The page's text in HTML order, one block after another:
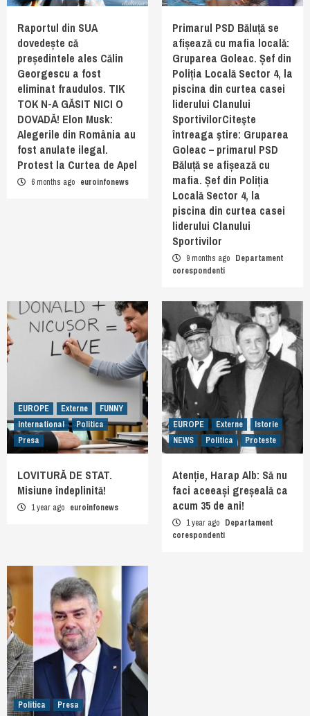
Raportul din SUA
dovedește că
președintele ales Călin
Georgescu a fost
eliminat fraudulos. TIK
TOK N-A GĂSIT NICI O
DOVADĂ! Elon Musk:
Alegerile din România au
fost anulate ilegal.
Protest la Curtea de Apel
6 months ago euroinfonews
Primarul PSD Băluță se
afișează cu mafia locală:
Gruparea Goleac. Șef din
Poliția Locală Sector 4, la
piscina din curtea casei
liderului Clanului
SportivilorCiteşte
întreaga ştire: Gruparea
Goleac – primarul PSD
Băluță se afișează cu
mafia. Șef din Poliția
Locală Sector 4, la
piscina din curtea casei
liderului Clanului
Sportivilor
9 months ago Departament
corespondenti
EUROPE Externe
FUNNY
International
Politica
Presa
LOVITURĂ DE STAT.
Misiune îndeplinită!
1 year ago euroinfonews
EUROPE Externe
Istorie
NEWS
Politica Proteste
Atenție, Harap Alb: Să nu
faci aceeași greșeală ca
acum 35 de ani!
1 year ago Departament
corespondenti
Politica Presa